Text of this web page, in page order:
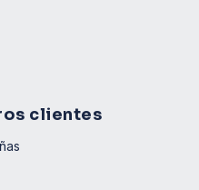
30g) con 200-
descremada.
clientes